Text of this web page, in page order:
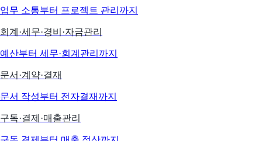
업무 소통부터 프로젝트 관리까지
회계·세무·경비·자금관리
예산부터 세무·회계관리까지
문서·계약·결재
문서 작성부터 전자결재까지
구독·결제·매출관리